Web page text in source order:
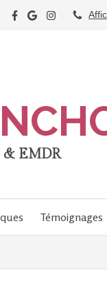
& EMDR
Témoignages